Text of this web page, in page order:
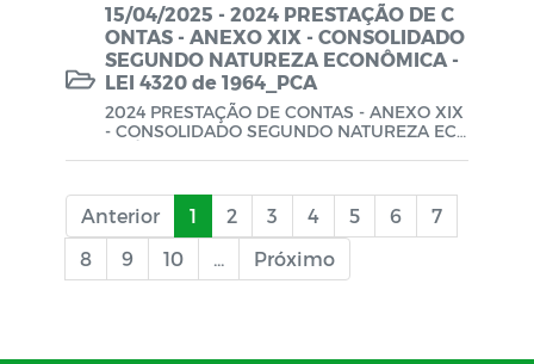
15/04/2025 - 2024 PRESTAÇÃO DE C
ONTAS - ANEXO XIX - CONSOLIDADO
SEGUNDO NATUREZA ECONÔMICA -
LEI 4320 de 1964_PCA
2024 PRESTAÇÃO DE CONTAS - ANEXO XIX
- CONSOLIDADO SEGUNDO NATUREZA EC
Anterior 1 2 3 4 5 6
7
8
9 10 Próximo